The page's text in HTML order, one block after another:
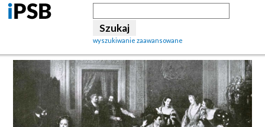
wyszukiwanie zaawansowane